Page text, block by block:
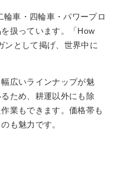
車・四輪車・パワープロ
扱っています。「How
として掲げ、世界中に
広いラインナップが魅
ため、耕運以外にも除
業もできます。価格帯も
も魅力です。